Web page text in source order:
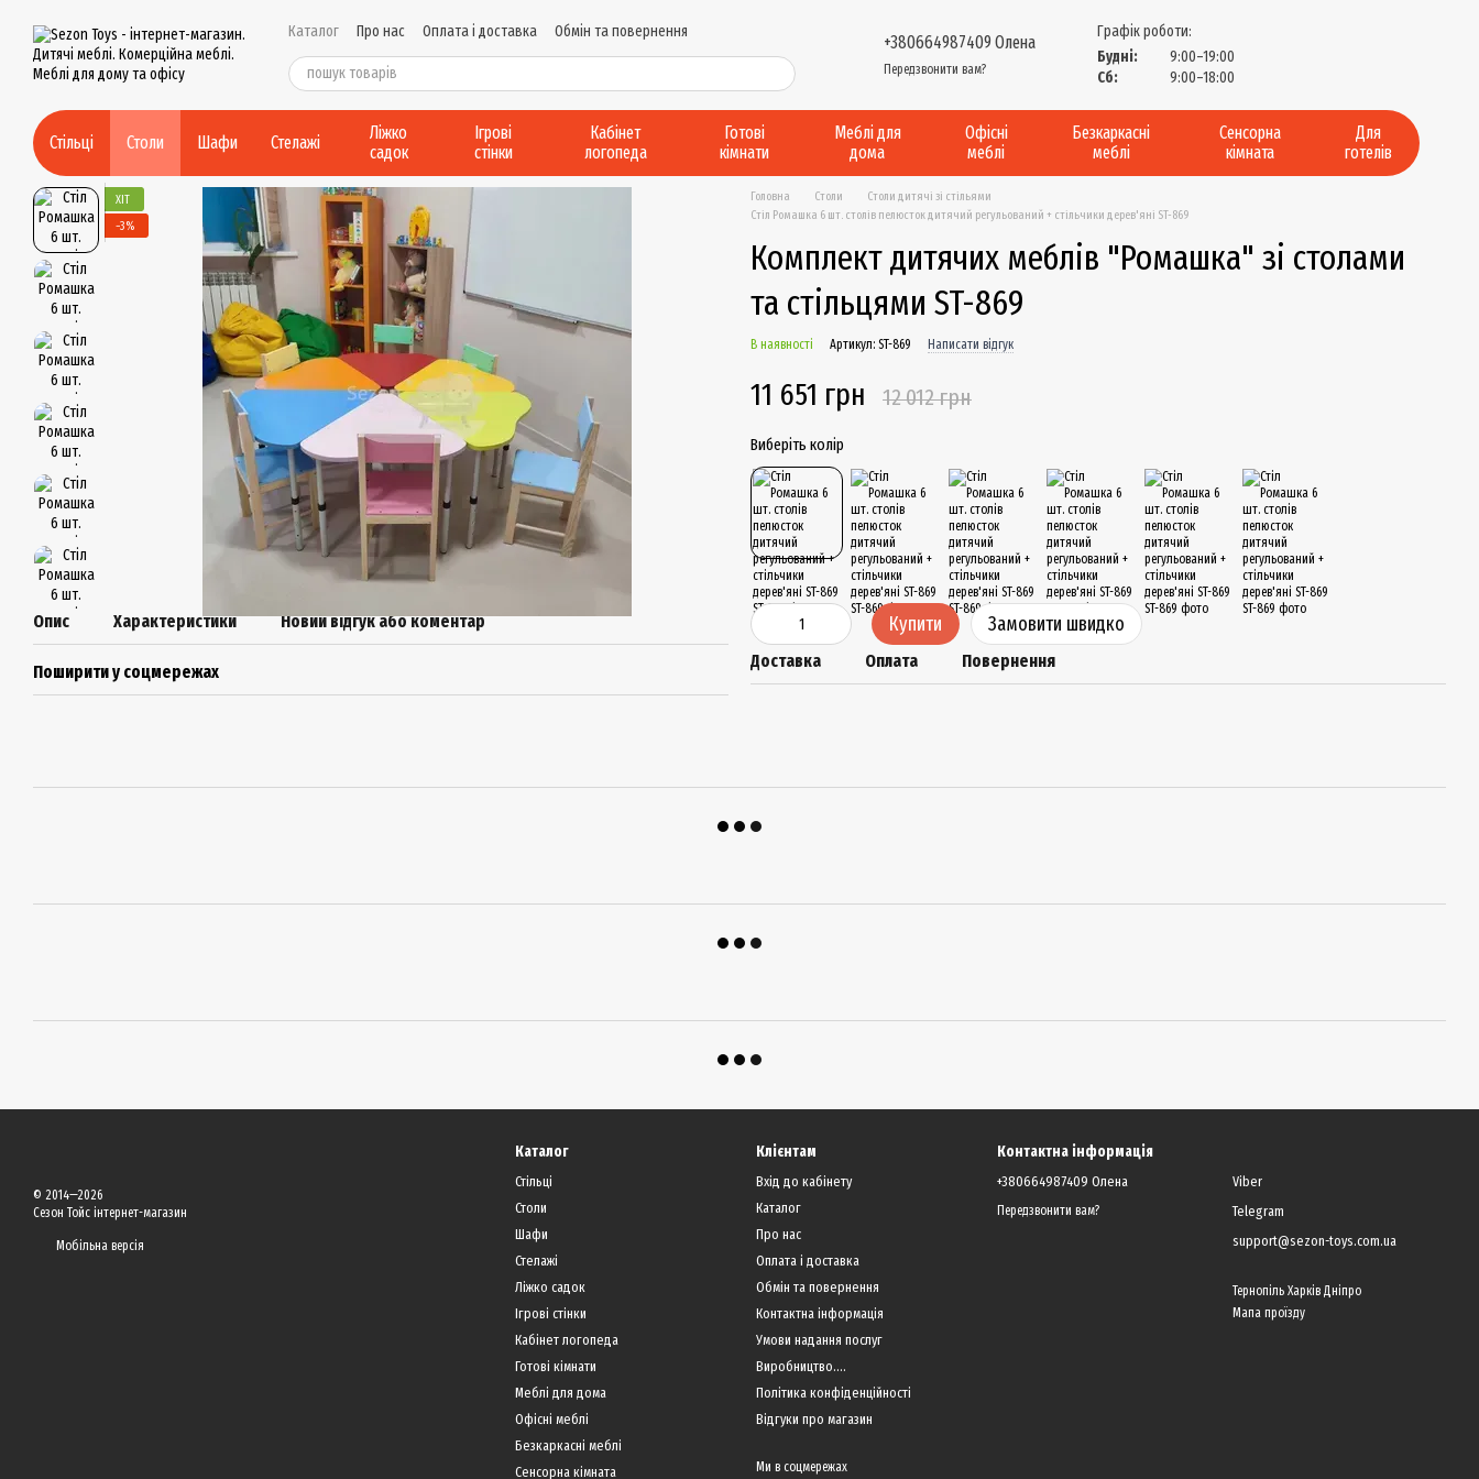
Каталог Про нас Оплата і доставка
Обмін та повернення
Контактна інформація
Умови надання послуг
Виробництво....
Політика конфіденційності
+380664987409 Олена
Передзвонити вам?
Графік роботи:
Будні:
9:00–19:00
Сб:
9:00–18:00
Стільці Столи Шафи Стелажі
Ліжко
садок
Ігрові
стінки
Кабінет
логопеда
Готові
кімнати
Меблі для
дома
Офісні
меблі
Безкаркасні
меблі
Сенсорна
кімната
Для
готелів
ХІТ
−3%
Опис Характеристики Новий відгук або коментар
Поширити у соцмережах
Головна Столи
Столи дитячі зі стільями
Стіл Ромашка 6 шт. столів пелюсток дитячий регульований + стільчики дерев'яні ST-869
Комплект дитячих меблів "Ромашка" зі столами
та стільцями ST-869
В наявності Артикул: ST-869 Написати відгук
11 651 грн 12 012 грн
Виберіть колір
Купити Замовити швидко
Доставка Оплата Повернення
© 2014—2026
Сезон Тойс інтернет-магазин
Мобільна версія
Каталог
Стільці
Столи
Шафи
Стелажі
Ліжко садок
Ігрові стінки
Кабінет логопеда
Готові кімнати
Меблі для дома
Офісні меблі
Безкаркасні меблі
Сенсорна кімната
Клієнтам
Вхід до кабінету
Каталог
Про нас
Оплата і доставка
Обмін та повернення
Контактна інформація
Умови надання послуг
Виробництво....
Політика конфіденційності
Відгуки про магазин
Ми в соцмережах
Контактна інформація
+380664987409 Олена
Передзвонити вам?
Viber
Telegram
support@sezon-toys.com.ua
Тернопіль Харків Дніпро
Мапа проїзду